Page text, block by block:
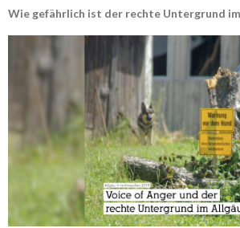
Wie gefährlich ist der rechte Untergrund